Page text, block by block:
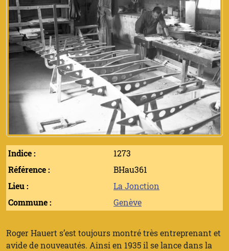
Indice :
1273
Référence :
BHau361
Lieu :
La Jonction
Commune :
Genève
Roger Hauert s’est toujours montré très entreprenant et
avide de nouveautés. Ainsi en 1935 il se lance dans la